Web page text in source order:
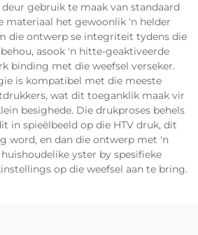
gebruik te maak van standaard
materiaal het gewoonlik 'n helder
die ontwerp se integriteit tydens die
asook 'n hitte-geaktiveerde
binding met die weefsel verseker.
is kompatibel met die meeste
wat dit toeganklik maak vir
besighede. Die drukproses behels
in spieëlbeeld op die HTV druk, dit
word, en dan die ontwerp met 'n
yster by spesifieke
op die weefsel aan te bring.